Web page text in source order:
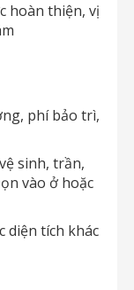
hoàn thiện, vị
phí bảo trì,
sinh, trần,
vào ở hoặc
diện tích khác